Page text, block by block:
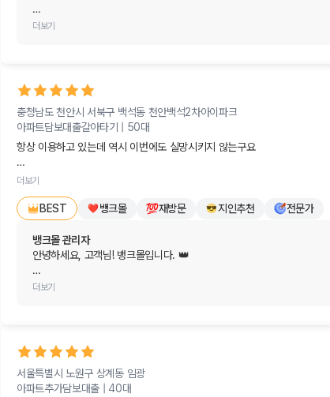
가슴 따뜻한 후기를 남겨주셔서 진심으로 감사드립니다!
도움이 되어 드릴 수 있어 큰 보람을 느낍니다. 🗝️
앞으로도 금융 관련 고민이나 도움이 필요한 순간이 오면 언제든 뱅크몰
되어드리겠습니다.
더보기
충청남도 천안시 서북구 백석동 천안백석2차아이파크
아파트담보대출갈아타기 | 50대
항상 이용하고 있는데 역시 이번에도 실망시키지 않는구요
일반적으로 대출 받으려면 발품을 팔아야 되는데
전문가 입장에서 모든것이 해결이 되어 큰 도움이 되어
너무너무 좋으네요
다음에 또 찾아뵙겠습니다.
더보기
BEST 뱅크몰 재방문 지인추천 전문가
뱅크몰 관리자
안녕하세요, 고객님! 뱅크몰입니다. 👑
변함없는 신뢰와 함께 마음이 훈훈해지는 소중한 후기를 남겨주셔서 진
가장 큰 칭찬이자 힘이 됩니다. 🕊️
앞으로도 금융이 필요하신 매 순간마다 가장 쉽고 든든한 최고의 전문
변함없이 최고의 만족을 전해드리겠습니다.
더보기
서울특별시 노원구 상계동 임광
아파트추가담보대출 |40대